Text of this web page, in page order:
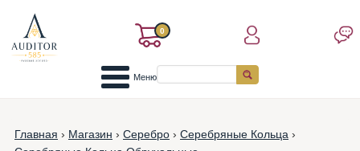
0
Меню
Главная › Магазин › Серебро › Серебряные Кольца ›